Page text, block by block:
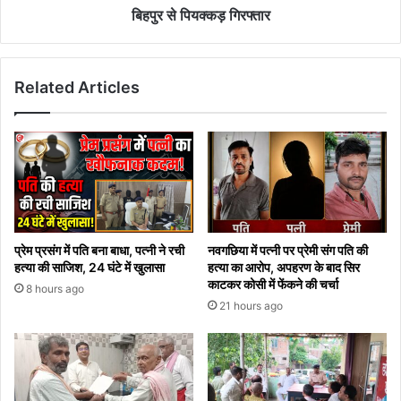
बिहपुर से पियक्कड़ गिरफ्तार
Related Articles
प्रेम प्रसंग में पति बना बाधा, पत्नी ने रची
हत्या की साजिश, 24 घंटे में खुलासा
8 hours ago
नवगछिया में पत्नी पर प्रेमी संग पति की
हत्या का आरोप, अपहरण के बाद सिर
काटकर कोसी में फेंकने की चर्चा
21 hours ago